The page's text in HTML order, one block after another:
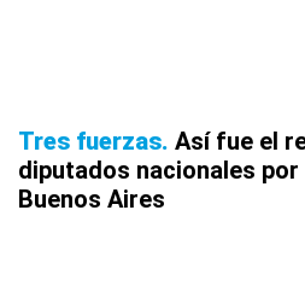
Tres fuerzas Así fue el
diputados nacionales
Buenos Aires